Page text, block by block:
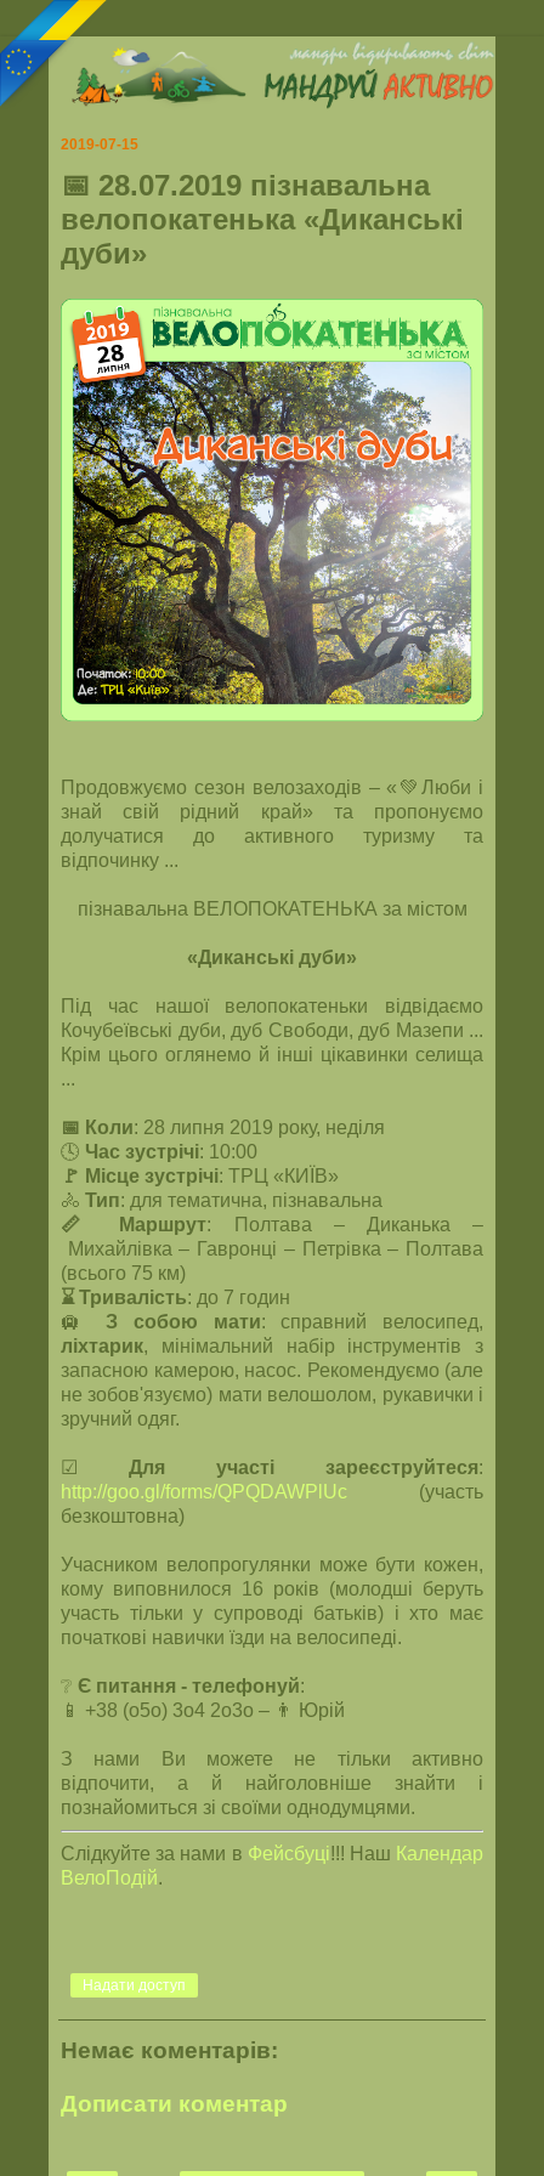
2019-07-15
📅 28.07.2019 пізнавальна
велопокатенька «Диканські
дуби»
Продовжуємо сезон велозаходів – «💚Люби і
знай свій рідний край» та пропонуємо
долучатися до активного туризму та
відпочинку ...
пізнавальна ВЕЛОПОКАТЕНЬКА за містом
«Диканські дуби»
Під час нашої велопокатеньки відвідаємо
Кочубеївські дуби, дуб Свободи, дуб Мазепи ...
Крім цього оглянемо й інші цікавинки селища
...
📅 Коли: 28 липня 2019 року, неділя
🕓 Час зустрічі: 10:00
🚩 Місце зустрічі: ТРЦ «КИЇВ»
🚴 Тип: для тематична, пізнавальна
📏 Маршрут: Полтава – Диканька –
Михайлівка – Гавронці – Петрівка – Полтава
(всього 75 км)
⌛ Тривалість: до 7 годин
🛄 З собою мати: справний велосипед,
ліхтарик, мінімальний набір інструментів з
запасною камерою, насос. Рекомендуємо (але
не зобов'язуємо) мати велошолом, рукавички і
зручний одяг.
☑ Для участі зареєструйтеся:
http://goo.gl/forms/QPQDAWPlUc (участь
безкоштовна)
Учасником велопрогулянки може бути кожен,
кому виповнилося 16 років (молодші беруть
участь тільки у супроводі батьків) і хто має
початкові навички їзди на велосипеді.
❔ Є питання - телефонуй:
📱 +38 (o5o) 3o4 2o3o – 👨 Юрій
З нами Ви можете не тільки активно
відпочити, а й найголовніше знайти і
познайомиться зі своїми однодумцями.
Слідкуйте за нами в Фейсбуці!!! Наш Календар
ВелоПодій.
Надати доступ
Немає коментарів:
Дописати коментар